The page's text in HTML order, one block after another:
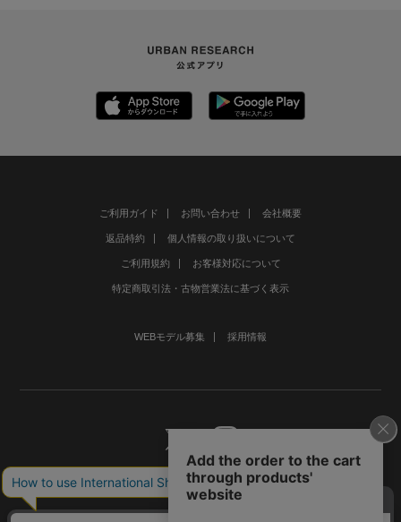
ご利用ガイド お問い合わせ 会社概要
返品特約 個人情報の取り扱いについて
ご利用規約 お客様対応について
特定商取引法・古物営業法に基づく表示
WEBモデル募集 採用情報